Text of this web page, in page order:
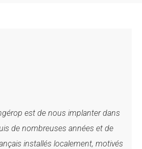
est de nous implanter dans
de nombreuses années et de
installés localement, motivés